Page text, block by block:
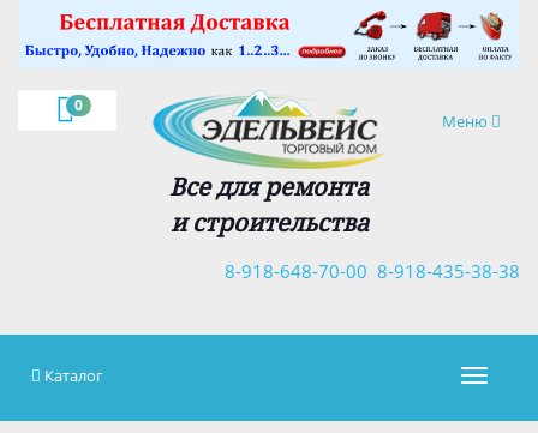
0
Навигация
Меню
Все для ремонта
и строительства
8-918-435-38-38
8-918-648-70-00
×
Каталог